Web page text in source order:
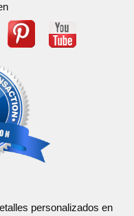
personalizados en